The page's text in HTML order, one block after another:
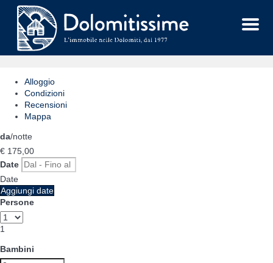
Menu
Alloggio
Condizioni
Recensioni
Mappa
da/notte
€ 175, 00
Date
Date
Aggiungi date
Persone
1
Bambini